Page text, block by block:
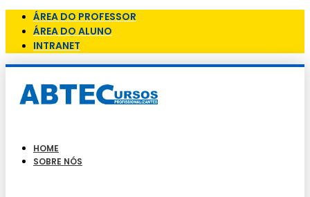
ÁREA DO PROFESSOR
ÁREA DO ALUNO
INTRANET
HOME
SOBRE NÓS